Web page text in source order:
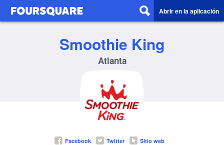
Abrir en la aplicación
Smoothie King
Atlanta
Facebook Twitter Sitio web